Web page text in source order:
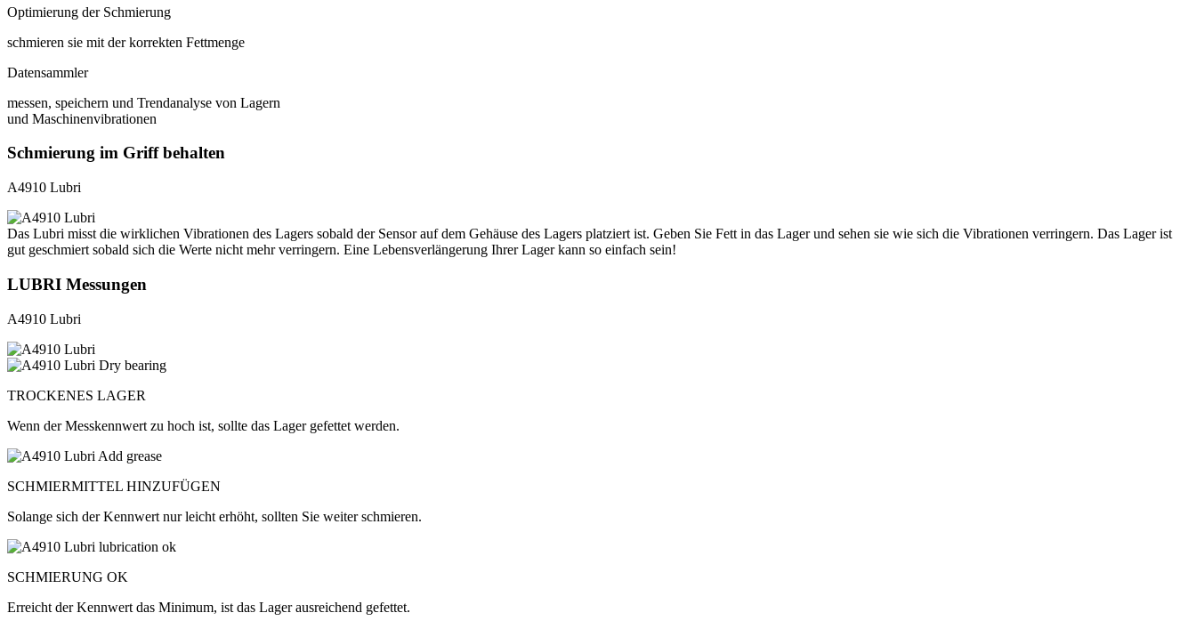
Optimierung der Schmierung
schmieren sie mit der korrekten Fettmenge
Datensammler
messen, speichern und Trendanalyse von Lagern
und Maschinenvibrationen
Schmierung im Griff behalten
A4910 Lubri
Das Lubri misst die wirklichen Vibrationen des Lagers sobald der Sensor auf dem Gehäuse des Lagers platziert ist. Geben Sie Fett in das Lager und sehen sie wie sich die Vibrationen verringern. Das Lager ist
gut geschmiert sobald sich die Werte nicht mehr verringern. Eine Lebensverlängerung Ihrer Lager kann so einfach sein!
LUBRI Messungen
A4910 Lubri
TROCKENES LAGER
Wenn der Messkennwert zu hoch ist, sollte das Lager gefettet werden.
SCHMIERMITTEL HINZUFÜGEN
Solange sich der Kennwert nur leicht erhöht, sollten Sie weiter schmieren.
SCHMIERUNG OK
Erreicht der Kennwert das Minimum, ist das Lager ausreichend gefettet.